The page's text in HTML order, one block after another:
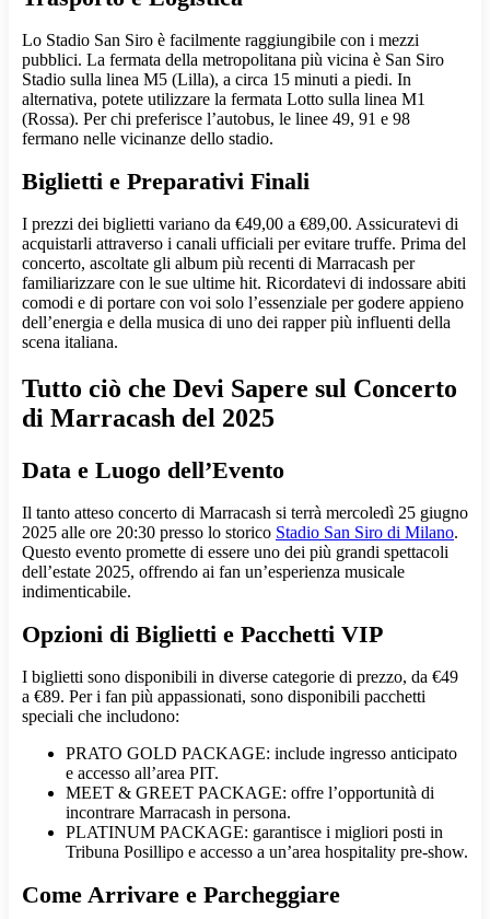
Lo Stadio San Siro è facilmente raggiungibile con i mezzi
pubblici. La fermata della metropolitana più vicina è San Siro
Stadio sulla linea M5 (Lilla), a circa 15 minuti a piedi. In
alternativa, potete utilizzare la fermata Lotto sulla linea M1
(Rossa). Per chi preferisce l’autobus, le linee 49, 91 e 98
fermano nelle vicinanze dello stadio.
Biglietti e Preparativi Finali
I prezzi dei biglietti variano da €49,00 a €89,00. Assicuratevi di
acquistarli attraverso i canali ufficiali per evitare truffe. Prima del
concerto, ascoltate gli album più recenti di Marracash per
familiarizzare con le sue ultime hit. Ricordatevi di indossare abiti
comodi e di portare con voi solo l’essenziale per godere appieno
dell’energia e della musica di uno dei rapper più influenti della
scena italiana.
Tutto ciò che Devi Sapere sul Concerto
di Marracash del 2025
Data e Luogo dell’Evento
Il tanto atteso concerto di Marracash si terrà mercoledì 25 giugno
2025 alle ore 20:30 presso lo storico Stadio San Siro di Milano.
Questo evento promette di essere uno dei più grandi spettacoli
dell’estate 2025, offrendo ai fan un’esperienza musicale
indimenticabile.
Opzioni di Biglietti e Pacchetti VIP
I biglietti sono disponibili in diverse categorie di prezzo, da €49
a €89. Per i fan più appassionati, sono disponibili pacchetti
speciali che includono:
PRATO GOLD PACKAGE: include ingresso anticipato
e accesso all’area PIT.
MEET & GREET PACKAGE: offre l’opportunità di
incontrare Marracash in persona.
PLATINUM PACKAGE: garantisce i migliori posti in
Tribuna Posillipo e accesso a un’area hospitality pre-show.
Come Arrivare e Parcheggiare